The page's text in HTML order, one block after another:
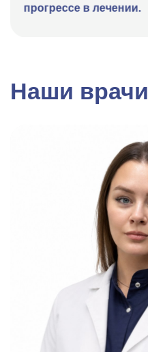
прогрессе в лечении.
Наши врачи